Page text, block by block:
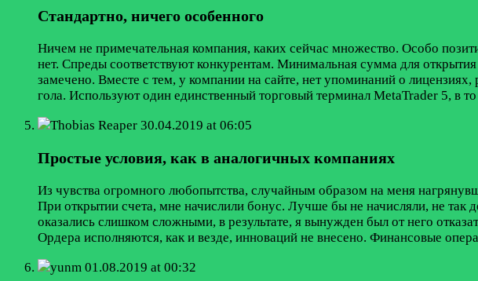
Стандартно, ничего особенного
Ничем не примечательная компания, каких сейчас множество. Особо
нет. Спреды соответствуют конкурентам. Минимальная сумма для
замечено. Вместе с тем, у компании на сайте, нет упоминаний о
гола. Используют один единственный торговый терминал MetaTrader 5, в
Thobias Reaper 30.04.2019 at 06:05
Простые условия, как в аналогичных компаниях
Из чувства огромного любопытства, случайным образом на меня
При открытии счета, мне начислили бонус. Лучше бы не начисляли, не так
оказались слишком сложными, в результате, я вынужден был от него
Ордера исполняются, как и везде, инноваций не внесено. Финансовые
yunm 01.08.2019 at 00:32